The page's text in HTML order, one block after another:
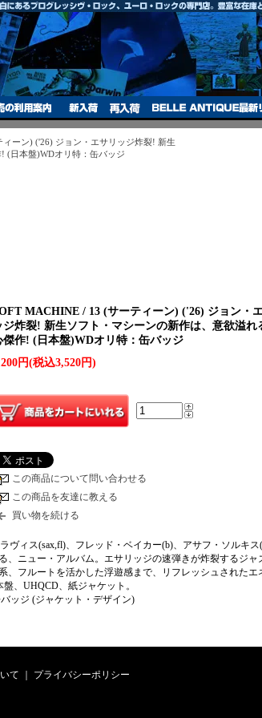
ーン) ('26) ジョン・エサリッジ炸裂! 新生
(日本盤)WDオリ特：缶バッジ
MACHINE / 13 (サーティーン) ('26) ジョン・
ジ炸裂! 新生ソフト・マシーンの新作は、意欲溢れ
傑作! (日本盤)WDオリ特：缶バッジ
円(税込3,520円)
この商品について問い合わせる
この商品を友達に教える
買い物を続ける
ヴィス(sax,fl)、フレッド・ベイカー(b)、アサフ・ソルキス
、ニュー・アルバム。エサリッジの速弾きが炸裂するジャ
、フルートを活かした浮遊感まで、リフレッシュされたエ
、UHQCD、紙ジャケット。
ッジ (ジャケット・デザイン)
て プライバシーポリシー